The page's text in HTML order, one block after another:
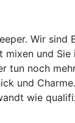
Wir sind
und
tun noch
und
wie